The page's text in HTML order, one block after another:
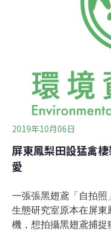
彬表示，從放養黑鰱
浮游植物的生物量，
並沒有無人干擾的淺
放流魚苗後會大量繁衍
2019年10月06日
屏東鳳梨田設猛禽
愛
一張張黑翅鳶「自拍
生態研究室原本在屏東
機，想拍攝黑翅鳶捕捉